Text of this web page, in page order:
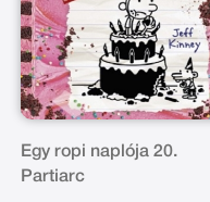
Egy ropi naplója 20.
Partiarc